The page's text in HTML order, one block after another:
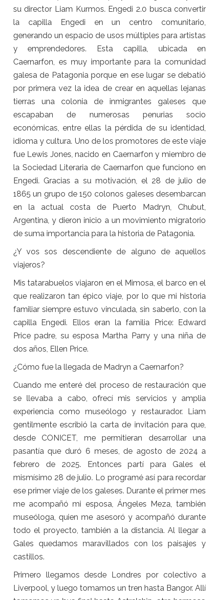
su director Liam Kurmos. Engedi 2.0 busca convertir
la capilla Engedi en un centro comunitario,
generando un espacio de usos múltiples para artistas
y emprendedores. Esta capilla, ubicada en
Caernarfon, es muy importante para la comunidad
galesa de Patagonia porque en ese lugar se debatió
por primera vez la idea de crear en aquellas lejanas
tierras una colonia de inmigrantes galeses que
escapaban de numerosas penurias socio
económicas, entre ellas la pérdida de su identidad,
idioma y cultura. Uno de los promotores de este viaje
fue Lewis Jones, nacido en Caernarfon y miembro de
la Sociedad Literaria de Caernarfon que funciono en
Engedi. Gracias a su motivación, el 28 de julio de
1865 un grupo de 150 colonos galeses desembarcan
en la actual costa de Puerto Madryn, Chubut,
Argentina, y dieron inicio a un movimiento migratorio
de suma importancia para la historia de Patagonia.
¿Y vos sos descendiente de alguno de aquellos
viajeros?
Mis tatarabuelos viajaron en el Mimosa, el barco en el
que realizaron tan épico viaje, por lo que mi historia
familiar siempre estuvo vinculada, sin saberlo, con la
capilla Engedi. Ellos eran la familia Price: Edward
Price padre, su esposa Martha Parry y una niña de
dos años, Ellen Price.
¿Cómo fue la llegada de Madryn a Caernarfon?
Cuando me enteré del proceso de restauración que
se llevaba a cabo, ofrecí mis servicios y amplia
experiencia como museólogo y restaurador. Liam
gentilmente escribió la carta de invitación para que,
desde CONICET, me permitieran desarrollar una
pasantía que duró 6 meses, de agosto de 2024 a
febrero de 2025. Entonces partí para Gales el
mismísimo 28 de julio. Lo programé así para recordar
ese primer viaje de los galeses. Durante el primer mes
me acompañó mi esposa, Ángeles Meza, también
museóloga, quien me asesoró y acompañó durante
todo el proyecto, también a la distancia. Al llegar a
Gales quedamos maravillados con los paisajes y
castillos.
Primero llegamos desde Londres por colectivo a
Liverpool, y luego tomamos un tren hasta Bangor. Allí